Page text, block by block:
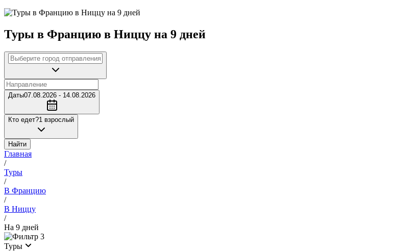
Туры в Францию в Ниццу на 9 дней
Даты07.08.2026 - 14.08.2026
Кто едет?1 взрослый
Найти
Главная
/
Туры
/
В Францию
/
В Ниццу
/
На 9 дней
3
Туры